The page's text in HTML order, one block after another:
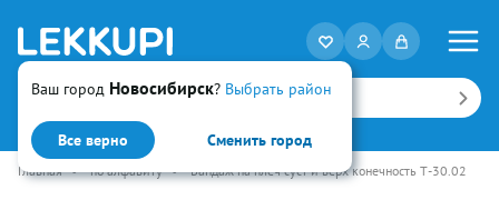
Ваш город Новосибирск? Выбрать район
Все верно Сменить город
Искать
Главная • по алфавиту • Бандаж на плеч суст и верх конечность Т-30.02